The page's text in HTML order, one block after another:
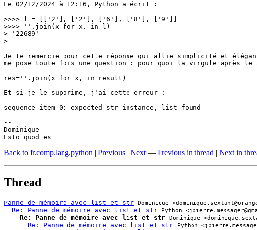
Le 02/12/2024 à 12:16, Python a écrit :
>>>> l = [['2'], ['2'], ['6'], ['8'], ['9']]
>>>> ''.join(x for x, in l)
> '22689'
>
Je te remercie pour cette réponse qui allie simplicité et
me pose toute fois une question : pour quoi la virgule après le
res=''.join(x for x, in result)
Et si je le supprime, j'ai cette erreur :
sequence item 0: expected str instance, list found
--
Dominique
Esto quod es
Back to fr.comp.lang.python | Previous | Next — Previous in thread | Next in
Thread
Panne de mémoire avec list et str Dominique
Re: Panne de mémoire avec list et str Python
Re: Panne de mémoire avec list et str Dominique
Re: Panne de mémoire avec list et str Python